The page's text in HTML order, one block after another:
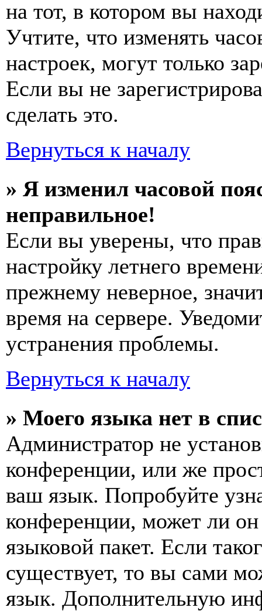
на тот, в котором вы
Учтите, что изменять
настроек, могут только
Если вы не
сделать это.
Вернуться к началу
» Я изменил часовой
неправильное!
Если вы уверены, что
настройку летнего
прежнему неверное,
время на сервере.
устранения проблемы.
Вернуться к началу
» Моего языка нет в
Администратор не
конференции, или же
ваш язык. Попробуйте
конференции, может ли
языковой пакет. Если
существует, то вы сами
язык. Дополнительную